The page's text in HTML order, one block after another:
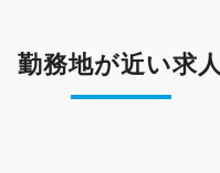
勤務地が近い求人